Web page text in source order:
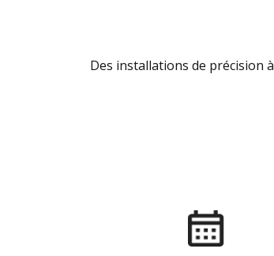
Des installations de précision